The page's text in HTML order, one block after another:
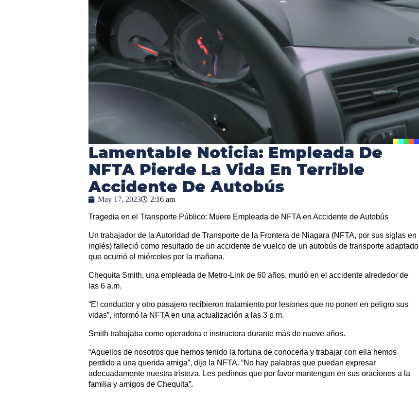
Lamentable Noticia: Empleada De
NFTA Pierde La Vida En Terrible
Accidente De Autobús
May 17, 2023 2:16 am
Tragedia en el Transporte Público: Muere Empleada de NFTA en Accidente de Autobús
Un trabajador de la Autoridad de Transporte de la Frontera de Niagara (NFTA, por sus siglas en
inglés) falleció como resultado de un accidente de vuelco de un autobús de transporte adaptado
que ocurrió el miércoles por la mañana.
Chequita Smith, una empleada de Metro-Link de 60 años, murió en el accidente alrededor de
las 6 a.m.
“El conductor y otro pasajero recibieron tratamiento por lesiones que no ponen en peligro sus
vidas”, informó la NFTA en una actualización a las 3 p.m.
Smith trabajaba como operadora e instructora durante más de nueve años.
“Aquellos de nosotros que hemos tenido la fortuna de conocerla y trabajar con ella hemos
perdido a una querida amiga”, dijo la NFTA. “No hay palabras que puedan expresar
adecuadamente nuestra tristeza. Les pedimos que por favor mantengan en sus oraciones a la
familia y amigos de Chequita”.